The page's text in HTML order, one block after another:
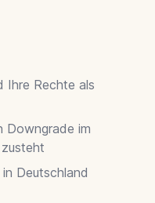
Ihre Rechte als
Downgrade im
Deutschland